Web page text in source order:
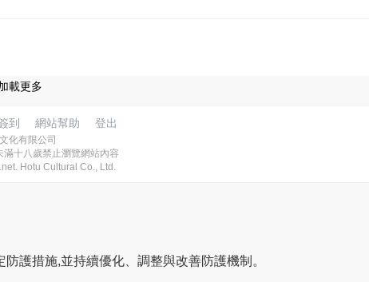
載更多
到 網站幫助 登出
化有限公司
十八歲禁止瀏覽網站內容
Hotu Cultural Co., Ltd.
護措施,並持續優化、調整與改善防護機制。